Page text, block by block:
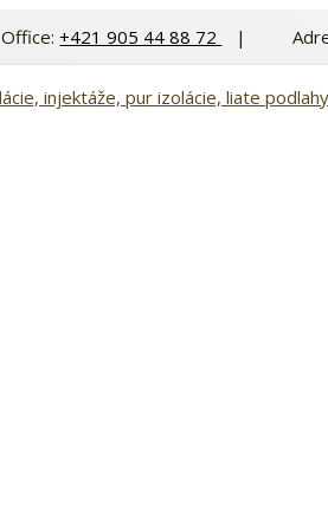
Office:+421 905 44 88 72 |